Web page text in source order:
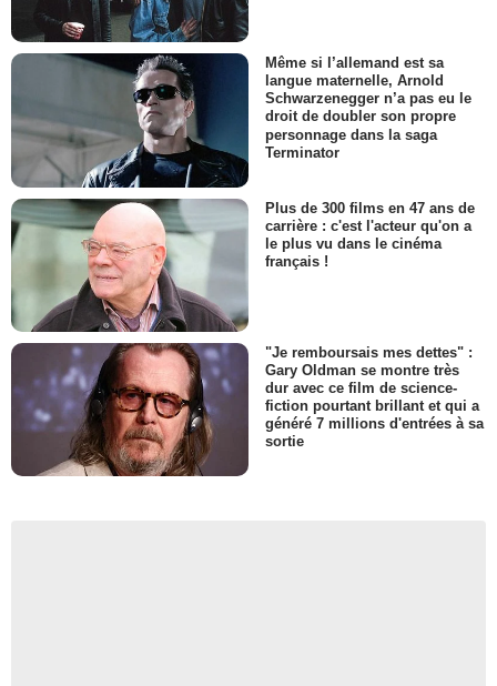
Même si l’allemand est sa
langue maternelle, Arnold
Schwarzenegger n’a pas eu le
droit de doubler son propre
personnage dans la saga
Terminator
Plus de 300 films en 47 ans de
carrière : c'est l'acteur qu'on a
le plus vu dans le cinéma
français !
"Je remboursais mes dettes" :
Gary Oldman se montre très
dur avec ce film de science-
fiction pourtant brillant et qui a
généré 7 millions d'entrées à sa
sortie